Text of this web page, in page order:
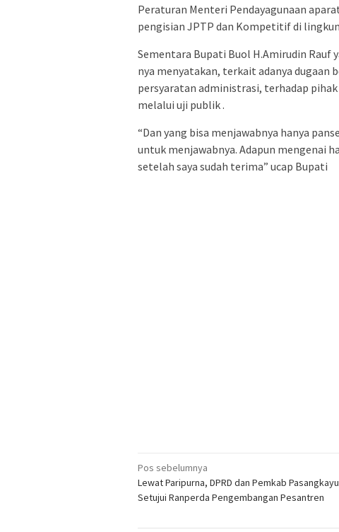
Peraturan Menteri Pendayagunaan
pengisian JPTP dan Kompetitif di
Sementara Bupati Buol H.Amirudin Rauf
nya menyatakan, terkait adanya dugaan
persyaratan administrasi, terhadap
melalui uji publik .
“Dan yang bisa menjawabnya hanya
untuk menjawabnya. Adapun mengenai
setelah saya sudah terima” ucap Bupati
Navigasi
pos
Pos sebelumnya
Lewat Paripurna, DPRD dan Pemkab Pasangkayu
Setujui Ranperda Pengembangan Pesantren